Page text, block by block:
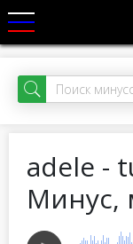
adele -
Минус,